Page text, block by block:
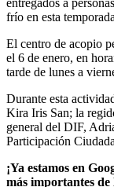
entregados a
frío en esta
El centro de acopio
el 6 de enero, en
tarde de lunes a
Durante esta
Kira Iris San; la
general del DIF,
Participación
¡Ya estamos en
más importantes